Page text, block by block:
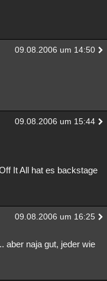
09.08.2006 um 14:50
09.08.2006 um 15:44
It All hat es backstage
09.08.2006 um 16:25
aber naja gut, jeder wie